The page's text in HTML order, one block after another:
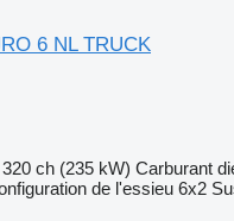
6 NL TRUCK
320 ch (235 kW) Carburant
de l'essieu 6x2